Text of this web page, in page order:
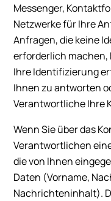
Messenger,
Netzwerke für Ihre
Anfragen, die keine
erforderlich machen,
Ihre Identifizierung
Ihnen zu antworten
Verantwortliche Ihre
Wenn Sie über das
Verantwortlichen
die von Ihnen
Daten (Vorname,
Nachrichteninhalt).